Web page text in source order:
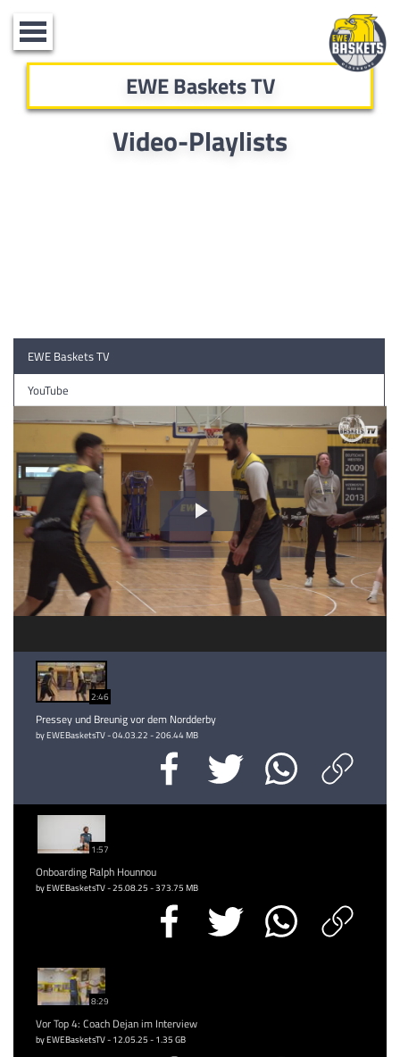
Toggle
navigation
EWE Baskets TV
Video-Playlists
EWE Baskets TV
YouTube
Video
abspielen
2:46
Pressey und Breunig vor dem Nordderby
by EWEBasketsTV - 04.03.22 - 206.44 MB
1:57
Onboarding Ralph Hounnou
by EWEBasketsTV - 25.08.25 - 373.75 MB
8:29
Vor Top 4: Coach Dejan im Interview
by EWEBasketsTV - 12.05.25 - 1.35 GB